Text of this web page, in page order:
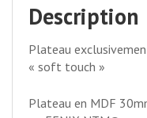
Description
Plateau
« soft touch »
Plateau en MDF